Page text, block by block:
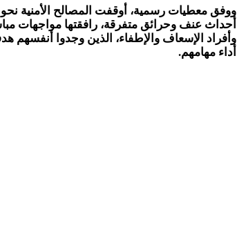
أحداث عنف وحرائق متفرقة، رافقتها مواجهات
وأفراد الإسعاف والإطفاء، الذين وجدوا أنفسهم
أداء مهامهم.